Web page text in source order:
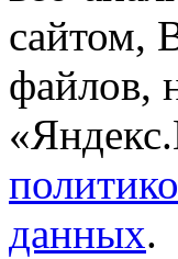
сайтом,
файлов,
данных.